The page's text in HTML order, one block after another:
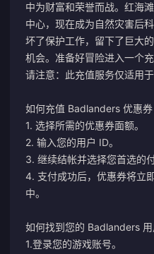
中为财富和荣誉而战。红海
中心，现在成为自然灾害后
坏了保护工作，留下了巨大
机会。准备好冒险进入一个
请注意：此充值服务仅适用
如何充值 Badlanders 优惠券
1. 选择所需的优惠券面额。
2. 输入您的用户 ID。
3. 继续结帐并选择您首选的
4. 支付成功后，优惠券将立
中。
如何找到您的 Badlanders 用
1.登录您的游戏账号。